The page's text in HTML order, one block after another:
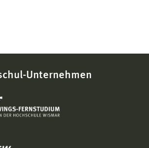
Unternehmen